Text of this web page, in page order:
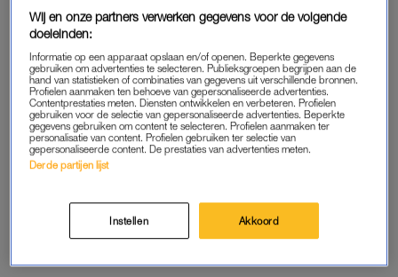
Maandelijks opzegbaar
START GRATIS MAAND
Daarna €5,95 per maand
Al abonnee? Log in
GOED ARTIKEL? DELEN MAAR.
Wij en onze partners verwerken gegevens voor de volgende
doeleinden:
Informatie op een apparaat opslaan en/of openen. Beperkte gegevens
gebruiken om advertenties te selecteren. Publieksgroepen begrijpen aan de
hand van statistieken of combinaties van gegevens uit verschillende bronnen.
Profielen aanmaken ten behoeve van gepersonaliseerde advertenties.
Contentprestaties meten. Diensten ontwikkelen en verbeteren. Profielen
gebruiken voor de selectie van gepersonaliseerde advertenties. Beperkte
gegevens gebruiken om content te selecteren. Profielen aanmaken ter
personalisatie van content. Profielen gebruiken ter selectie van
gepersonaliseerde content. De prestaties van advertenties meten.
Derde partijen lijst
Instellen Akkoord